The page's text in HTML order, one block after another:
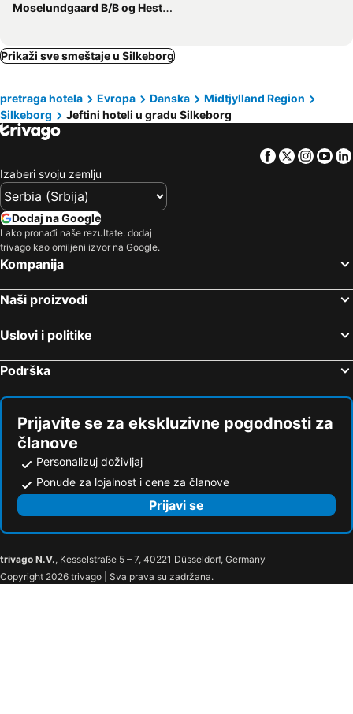
Moselundgaard B/B og Hestehotel
Prikaži sve smeštaje u Silkeborg
pretraga hotela Evropa Danska
Midtjylland Region
Silkeborg
Jeftini hoteli u gradu Silkeborg
Facebook
Twitter
Izaberi svoju zemlju
Dodaj na Google
Lako pronađi naše rezultate: dodaj
trivago kao omiljeni izvor na Google.
Kompanija
Naši proizvodi
Uslovi i politike
Podrška
Prijavite se za ekskluzivne pogodnosti za
članove
Personalizuj doživljaj
Ponude za lojalnost i cene za članove
Prijavi se
trivago N.V., Kesselstraße 5 – 7, 40221 Düsseldorf, Germany
Copyright 2026 trivago | Sva prava su zadržana.